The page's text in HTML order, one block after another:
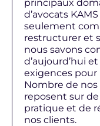
principaux
d’avocats
seulement
restructurer et
nous savons
d’aujourd’hui
exigences pour
Nombre de
reposent sur
pratique et de
nos clients.